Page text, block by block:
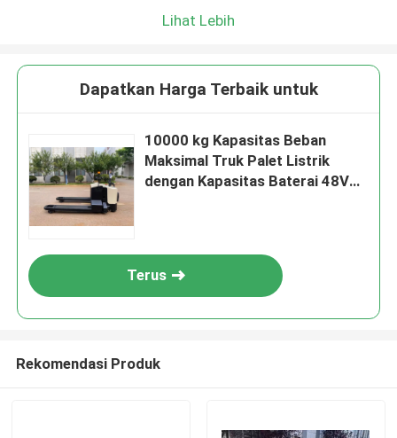
Lihat Lebih
Dapatkan Harga Terbaik untuk
10000 kg Kapasitas Beban
Maksimal Truk Palet Listrik
dengan Kapasitas Baterai 48V
Terus
Rekomendasi Produk